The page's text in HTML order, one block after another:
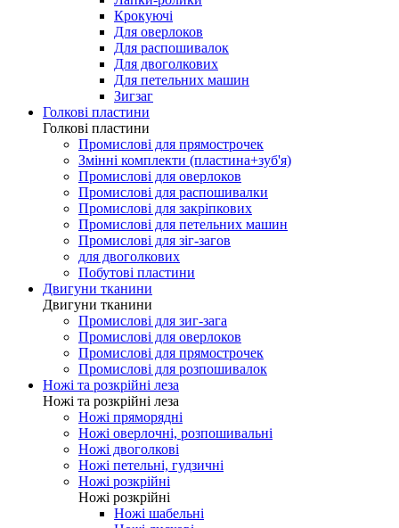
Крокуючі
Для оверлоков
Для распошивалок
Для двоголкових
Для петельних машин
Зигзаг
Голкові пластини
Голкові пластини
Промислові для прямострочек
Змінні комплекти (пластина+зуб'я)
Промислові для оверлоков
Промислові для распошивалки
Промислові для закріпкових
Промислові для петельних машин
Промислові для зіг-загов
для двоголкових
Побутові пластини
Двигуни тканини
Двигуни тканини
Промислові для зиг-зага
Промислові для оверлоков
Промислові для прямострочек
Промислові для розпошивалок
Ножі та розкрійні леза
Ножі та розкрійні леза
Ножі пряморядні
Ножі оверлочні, розпошивальні
Ножі двоголкові
Ножі петельні, гудзичні
Ножі розкрійні
Ножі розкрійні
Ножі шабельні